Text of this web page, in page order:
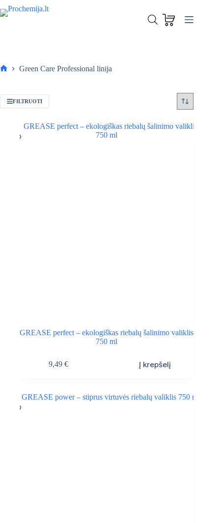
to
Green Care Professional linija
FILTRUOTI
GREASE perfect – ekologiškas riebalų šalinimo valiklis
750 ml
9,49 € Į krepšelį